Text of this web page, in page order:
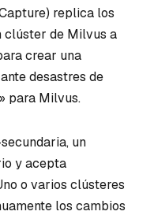
replica los
clúster de Milvus a
crear una
desastres de
para Milvus.
un
y acepta
o varios clústeres
los cambios